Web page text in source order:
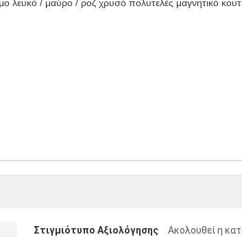
Στιγμιότυπο Αξιολόγησης
Ακολουθεί η